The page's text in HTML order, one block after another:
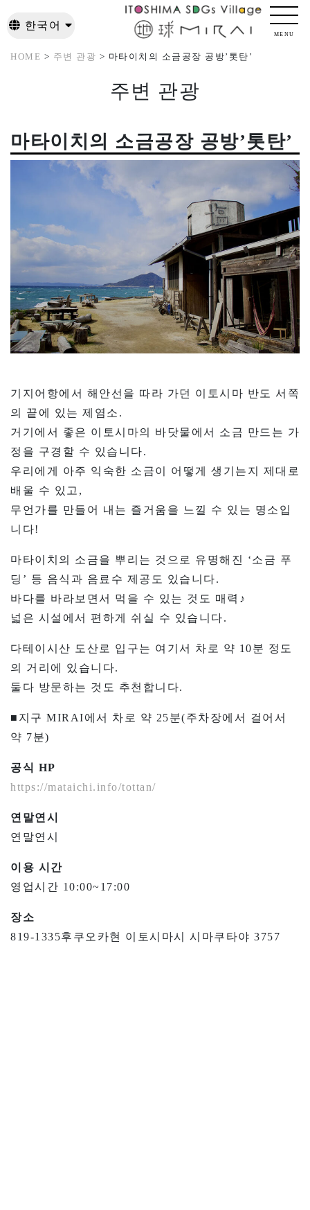
한국어
日本語
English
繁體中文
MENU
한국어
日本語
English
繁體中文
HOME > 주변 관광 > 마타이치의 소금공장 공방’톳탄’
주변 관광
마타이치의 소금공장 공방’톳탄’
기지어항에서 해안선을 따라 가던 이토시마 반도 서쪽
의 끝에 있는 제염소.
거기에서 좋은 이토시마의 바닷물에서 소금 만드는 가
정을 구경할 수 있습니다.
우리에게 아주 익숙한 소금이 어떻게 생기는지 제대로
배울 수 있고,
무언가를 만들어 내는 즐거움을 느낄 수 있는 명소입
니다!
마타이치의 소금을 뿌리는 것으로 유명해진 ‘소금 푸
딩’ 등 음식과 음료수 제공도 있습니다.
바다를 바라보면서 먹을 수 있는 것도 매력♪
넓은 시설에서 편하게 쉬실 수 있습니다.
다테이시산 도산로 입구는 여기서 차로 약 10분 정도
의 거리에 있습니다.
둘다 방문하는 것도 추천합니다.
■지구 MIRAI에서 차로 약 25분(주차장에서 걸어서
약 7분)
공식 HP
https://mataichi.info/tottan/
연말연시
연말연시
이용 시간
영업시간 10:00~17:00
장소
819-1335후쿠오카현 이토시마시 시마쿠타야 3757